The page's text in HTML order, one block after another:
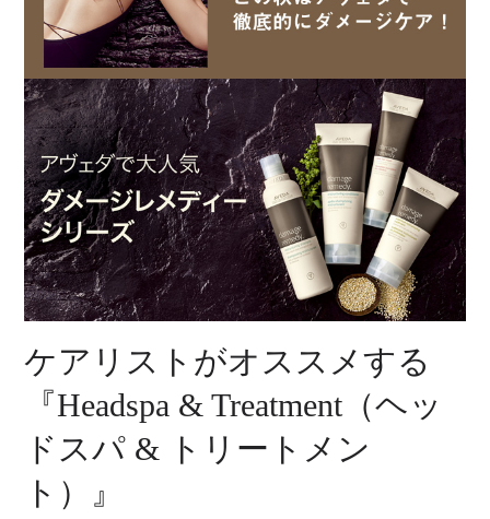
ケアリストがオススメする
『Headspa & Treatment（ヘッ
ドスパ & トリートメン
ト）』